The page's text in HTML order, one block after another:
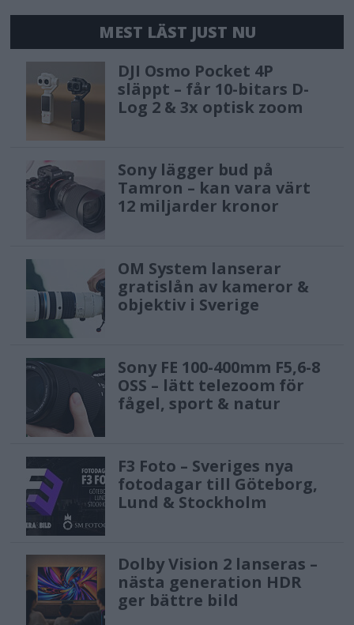
risks will face additional
requirements, including performing
model evaluations, assessing and
mitigating systemic risks, and
reporting on incidents.
Additionally, artificial or manipulated
images, audio or video content
(“deepfakes”) need to be clearly
Measures to support innovation and
SMEs
Regulatory sandboxes and real-world
testing will have to be established at
the national level, and made
accessible to SMEs and start-ups, to
develop and train innovative AI before
its placement on the market.
Quotes
During the plenary debate on Tuesday,
the Internal Market Committee co-
rapporteur Brando Benifei (S&D, Italy)
MEST LÄST JUST NU
DJI Osmo Pocket 4P
släppt – får 10-bitars D-
Log 2 & 3x optisk zoom
Sony lägger bud på
Tamron – kan vara värt
12 miljarder kronor
OM System lanserar
gratislån av kameror &
objektiv i Sverige
Sony FE 100-400mm F5,6-8
OSS – lätt telezoom för
fågel, sport & natur
F3 Foto – Sveriges nya
fotodagar till Göteborg,
Lund & Stockholm
Dolby Vision 2 lanseras –
nästa generation HDR
ger bättre bild